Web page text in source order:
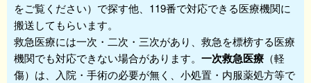
をご覧ください）で探す他、119番で対応できる医療機関に
搬送してもらいます。
救急医療には一次・二次・三次があり、救急を標榜する医療
機関でも対応できない場合があります。 一次救急医療 （軽
傷）は、入院・手術の必要が無く、小処置・内服薬処方等で